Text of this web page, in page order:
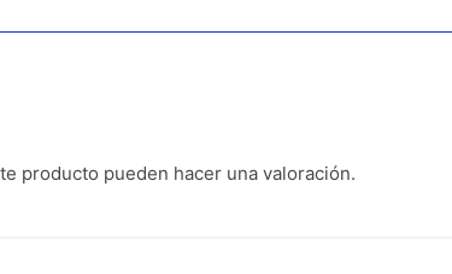
producto pueden hacer una valoración.